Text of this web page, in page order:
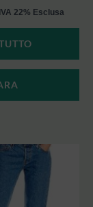
IVA 22% Esclusa